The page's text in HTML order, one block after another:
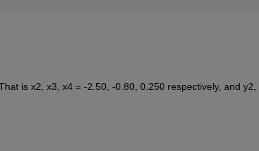
is x2, x3, x4 = -2.50, -0.80, 0.250 respectively, and y2,